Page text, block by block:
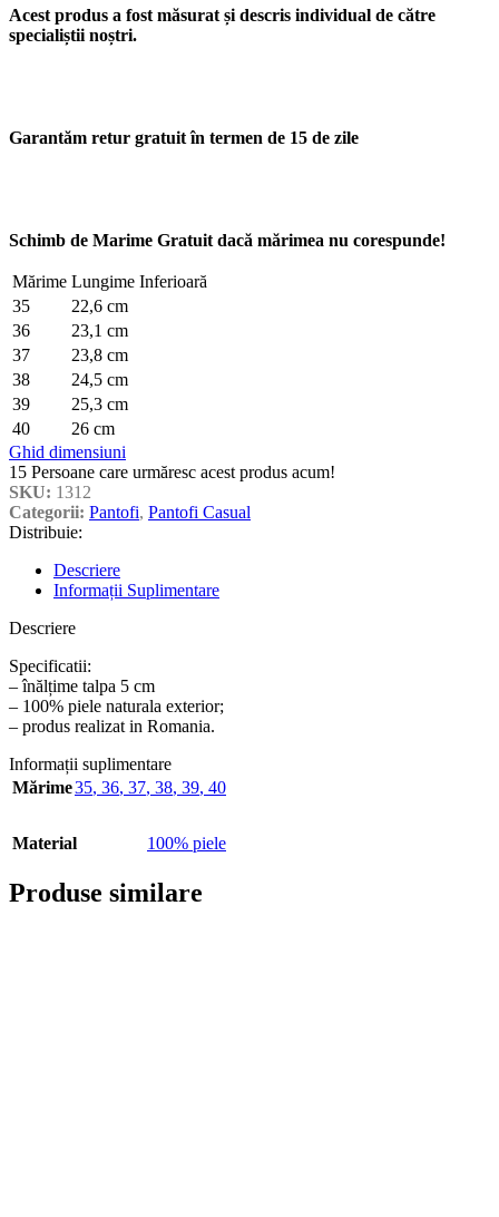
Acest produs a fost măsurat și descris individual de către
specialiștii noștri.
Garantăm retur gratuit în termen de 15 de zile
Schimb de Marime Gratuit dacă mărimea nu corespunde!
Mărime Lungime Inferioară
35
22,6 cm
36
23,1 cm
37
23,8 cm
38
24,5 cm
39
25,3 cm
40
26 cm
Ghid dimensiuni
15 Persoane care urmăresc acest produs acum!
SKU: 1312
Categorii: Pantofi, Pantofi Casual
Distribuie:
Descriere
Informații Suplimentare
Descriere
Specificatii:
– înălțime talpa 5 cm
– 100% piele naturala exterior;
– produs realizat in Romania.
Informații suplimentare
Mărime35, 36, 37, 38, 39, 40
Material 100% piele
Produse similare